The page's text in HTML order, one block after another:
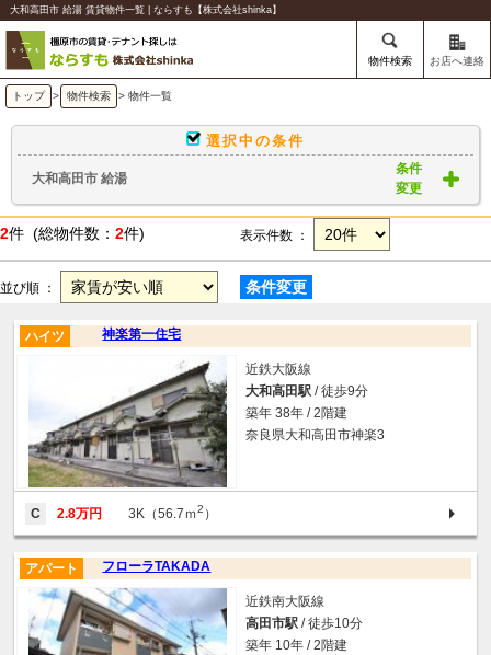
大和高田市 給湯 賃貸物件一覧 | ならすも【株式会社shinka】
物件検索 お店へ連絡
トップ > 物件検索 > 物件一覧
選択中の条件
大和高田市 給湯
条件
変更
2件 (総物件数： 2件) 表示件数 ：
並び順 ： 条件変更
神楽第一住宅
ハイツ
近鉄大阪線
大和高田駅 / 徒歩9分
築年 38年 / 2階建
奈良県大和高田市神楽3
C 2.8万円 3K（56.7ｍ2 ）
フローラTAKADA
アパート
近鉄南大阪線
高田市駅 / 徒歩10分
築年 10年 / 2階建